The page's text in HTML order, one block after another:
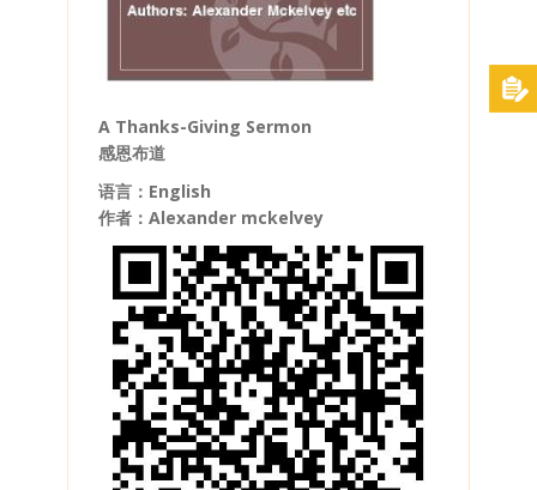
A Thanks-Giving Sermon
感恩布道
语言：English
作者：Alexander mckelvey